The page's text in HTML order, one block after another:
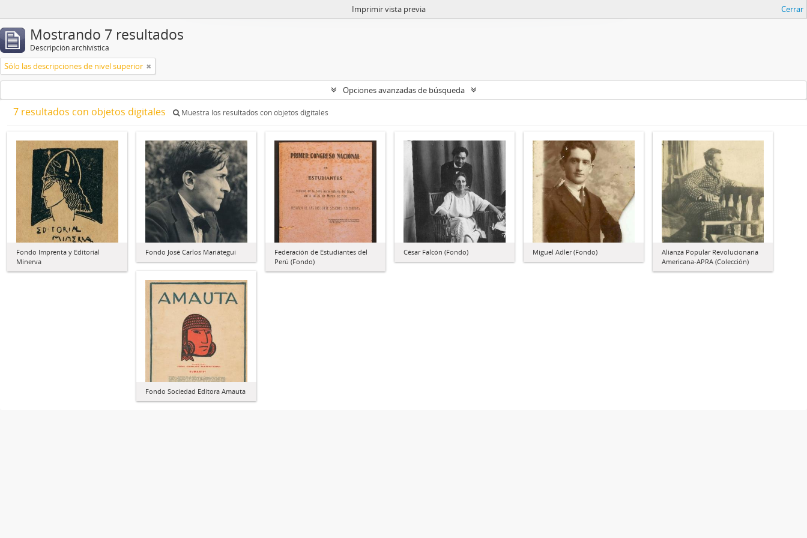
Imprimir vista previa Cerrar
Mostrando 7 resultados
Descripción archivística
Sólo las descripciones de nivel superior
Opciones avanzadas de búsqueda
7 resultados con objetos digitales Muestra los resultados con objetos digitales
Fondo Imprenta y Editorial
Minerva
Fondo José Carlos Mariátegui
Federación de Estudiantes del
Perú (Fondo)
César Falcón (Fondo) Miguel Adler (Fondo)
Alianza Popular Revolucionaria
Americana-APRA (Colección)
Fondo Sociedad Editora Amauta